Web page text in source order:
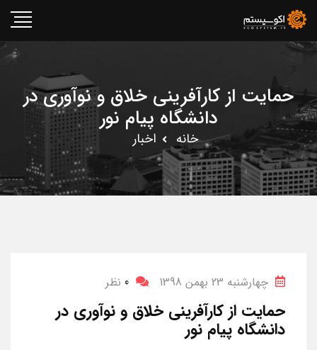
حمایت از کارآفرینی خلاق و نوآوری در
دانشگاه پیام نور
خانه اخبار
چهارشنبه 23 بهمن 1398 0 نظر
حمایت از کارآفرینی خلاق و نوآوری در
دانشگاه پیام نور